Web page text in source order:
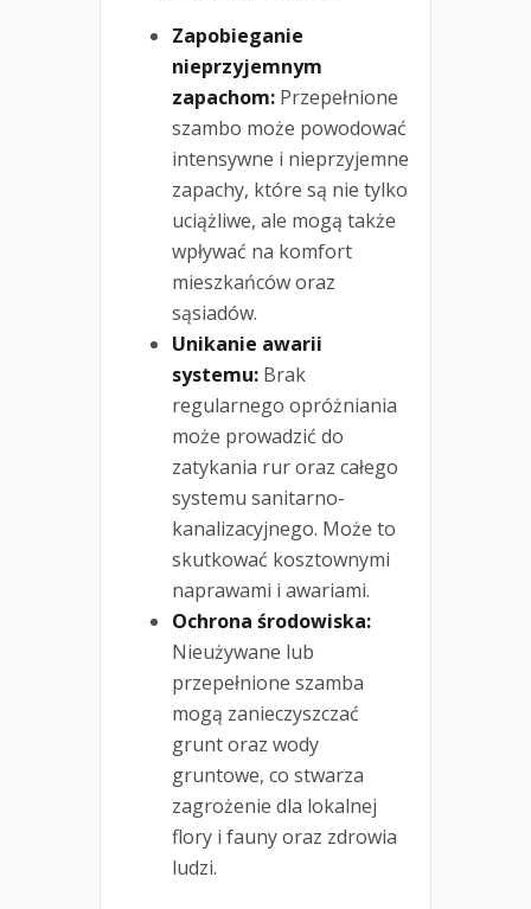
Zapobieganie
nieprzyjemnym
zapachom: Przepełnione
szambo może powodować
intensywne i nieprzyjemne
zapachy, które są nie tylko
uciążliwe, ale mogą także
wpływać na komfort
mieszkańców oraz
sąsiadów.
Unikanie awarii
systemu: Brak
regularnego opróżniania
może prowadzić do
zatykania rur oraz całego
systemu sanitarno-
kanalizacyjnego. Może to
skutkować kosztownymi
naprawami i awariami.
Ochrona środowiska:
Nieużywane lub
przepełnione szamba
mogą zanieczyszczać
grunt oraz wody
gruntowe, co stwarza
zagrożenie dla lokalnej
flory i fauny oraz zdrowia
ludzi.